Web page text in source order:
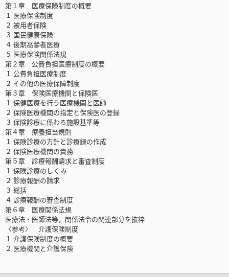
第１章 医療保険制度の概要
１ 医療保険制度
２ 被用者保険
３ 国民健康保険
４ 後期高齢者医療
５ 医療保険関係法規
第２章 公費負担医療制度の概要
１ 公費負担医療制度
２ その他の医療保障制度
第３章 保険医療機関と保険医
１ 保健医療を行う医療機関と医師
２ 保険医療機関の指定と保険医の登録
３ 保険診療に係わる施設基準等
第４章 療養担当規則
１ 保険診療の方針と診療録の作成
２ 保険医療機関の責務
第５章 診療報酬請求と審査制度
１ 保険診療のしくみ
２ 診療報酬の請求
３ 総括
４ 診療報酬の審査制度
第６章 医療関係法規
医療法・医師法等，関係法令の関連部分を抜粋
〈参考〉 介護保険制度
１ 介護保険制度の概要
２ 医療機関と介護保険